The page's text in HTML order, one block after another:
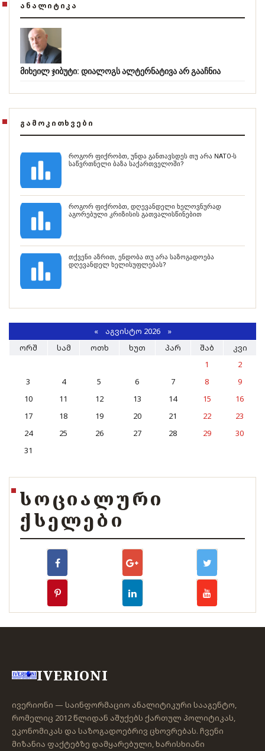
ᲐᲜᲐᲚᲘᲢᲘᲙᲐ
მიხეილ ჯიბუტი: დიალოგს ალტერნატივა არ გააჩნია
ᲒᲐᲛᲝᲙᲘᲗᲮᲕᲔᲑᲘ
როგორ ფიქრობთ, უნდა განთავსდეს თუ არა NATO-ს
საწვრთნელი ბაზა საქართველოში?
როგორ ფიქრობთ, დღევანდელი ხელოვნურად
აგორებული კრიზისის გათვალისწინებით
თქვენი აზრით, ენდობა თუ არა საზოგადოება
დღევანდელ ხელისუფლებას?
«ᲐᲒᲕᲘᲡᲢᲝ 2026 »
ᲝᲠᲨ
ᲡᲐᲛ ᲝᲗᲮ ᲮᲣᲗ ᲞᲐᲠ ᲨᲐᲑ
ᲙᲕᲘ
1
2
3
4 5 6 7 8
9
10
11 12 13 14 15
16
17
18 19 20 21 22
23
24
25 26 27 28 29
30
31
ᲡᲝᲪᲘᲐᲚᲣᲠᲘ
ᲥᲡᲔᲚᲔᲑᲘ
IVERIONI
ივერიონი — საინფორმაციო ანალიტიკური სააგენტო,
რომელიც 2012 წლიდან აშუქებს ქართულ პოლიტიკას,
ეკონომიკას და საზოგადოებრივ ცხოვრებას. ჩვენი
მიზანია ფაქტებზე დამყარებული, ხარისხიანი